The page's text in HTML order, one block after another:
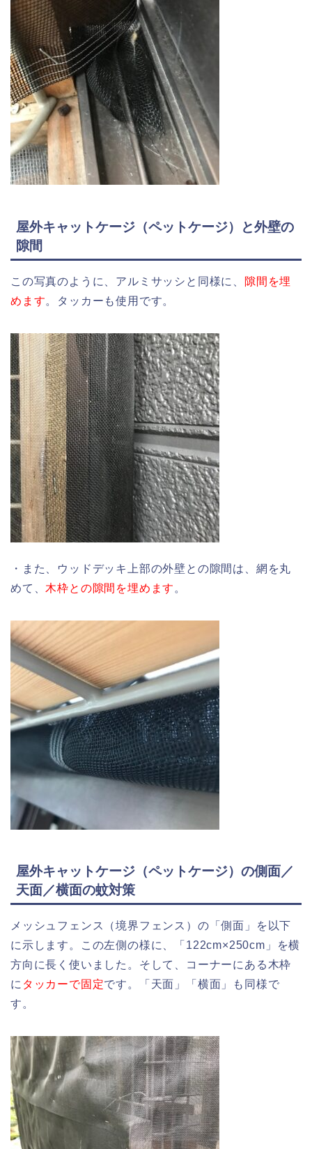
屋外キャットケージ（ペットケージ）と外壁の
隙間
この写真のように、アルミサッシと同様に、
隙間を埋
めます。タッカーも使用です。
・また、ウッドデッキ上部の外壁との隙間は、網を丸
めて、 木枠との隙間を埋めます 。
屋外キャットケージ（ペットケージ）の側面／
天面／横面の蚊対策
メッシュフェンス（境界フェンス）の「側面」を以下
に示します。この左側の様に、「122cm×250cm」を横
方向に長く使いました。そして、コーナーにある木枠
に タッカーで固定です。「天面」「横面」も同様で
す。